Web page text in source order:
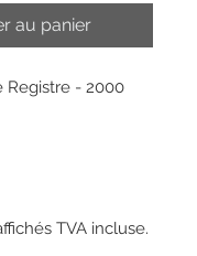
au panier
Registre - 2000
TVA incluse.